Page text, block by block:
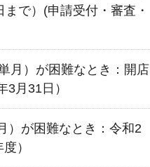
で）(申請受付・審査・
月）が困難なとき：開店
3月31日）
）が困難なとき：令和2
）